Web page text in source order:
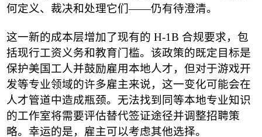
何定义、裁决和处理它们——仍有待澄清。
这一新的成本层增加了现有的 H-1B 合规要求，包
括现行工资义务和教育门槛。该政策的既定目标是
保护美国工人并鼓励雇用本地人才，但对于游戏开
发等专业领域的许多雇主来说，这一变化可能会在
人才管道中造成瓶颈。无法找到同等本地专业知识
的工作室将需要评估替代签证途径并调整招聘策
略。幸运的是，雇主可以考虑其他选择。